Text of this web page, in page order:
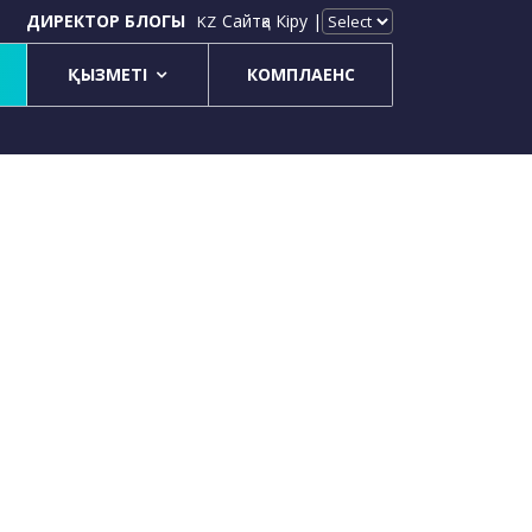
ДИРЕКТОР БЛОГЫ KZ Сайтқа Кіру |
ҚЫЗМЕТІ КОМПЛАЕНС